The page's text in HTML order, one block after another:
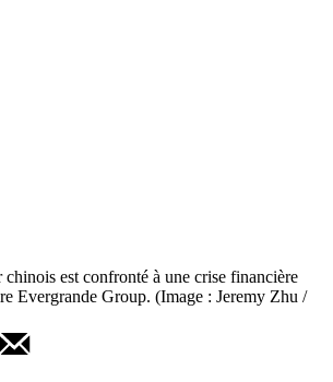
est confronté à une crise financière
Evergrande Group. (Image : Jeremy Zhu /